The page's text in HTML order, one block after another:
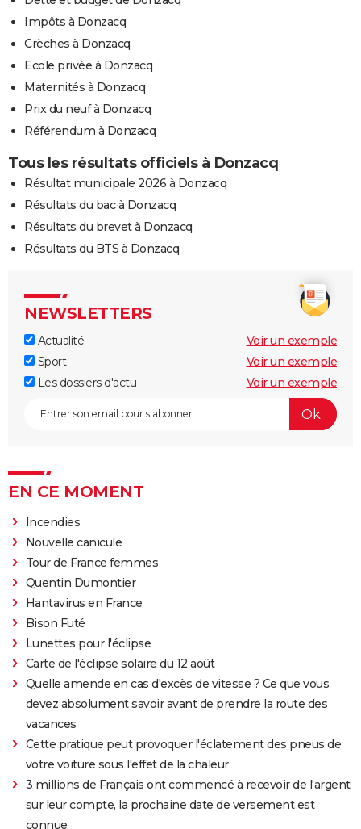
Impôts à Donzacq
Crèches à Donzacq
Ecole privée à Donzacq
Maternités à Donzacq
Prix du neuf à Donzacq
Référendum à Donzacq
Tous les résultats officiels à Donzacq
Résultat municipale 2026 à Donzacq
Résultats du bac à Donzacq
Résultats du brevet à Donzacq
Résultats du BTS à Donzacq
NEWSLETTERS
Actualité
Voir un exemple
Sport
Voir un exemple
Les dossiers d'actu
Voir un exemple
EN CE MOMENT
Incendies
Nouvelle canicule
Tour de France femmes
Quentin Dumontier
Hantavirus en France
Bison Futé
Lunettes pour l'éclipse
Carte de l'éclipse solaire du 12 août
Quelle amende en cas d'excès de vitesse ? Ce que vous
devez absolument savoir avant de prendre la route des
vacances
Cette pratique peut provoquer l'éclatement des pneus de
votre voiture sous l'effet de la chaleur
3 millions de Français ont commencé à recevoir de l'argent
sur leur compte, la prochaine date de versement est
connue